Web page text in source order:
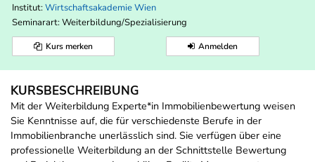
Institut: Wirtschaftsakademie Wien
Seminarart: Weiterbildung/Spezialisierung
Kurs merken Anmelden
KURSBESCHREIBUNG
Mit der Weiterbildung Experte*in Immobilienbewertung weisen
Sie Kenntnisse auf, die für verschiedenste Berufe in der
Immobilienbranche unerlässlich sind. Sie verfügen über eine
professionelle Weiterbildung an der Schnittstelle Bewertung